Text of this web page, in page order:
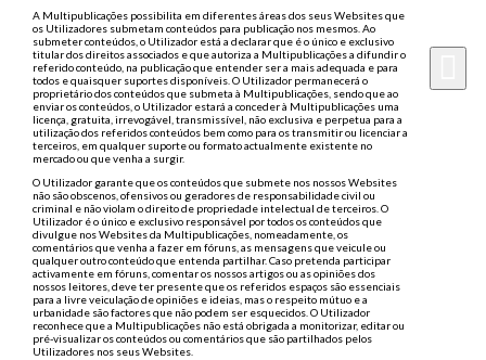
A Multipublicações possibilita em diferentes áreas dos seus Websites que
os Utilizadores submetam conteúdos para publicação nos mesmos. Ao
submeter conteúdos, o Utilizador está a declarar que é o único e exclusivo
titular dos direitos associados e que autoriza a Multipublicações a difundir o
referido conteúdo, na publicação que entender ser a mais adequada e para
todos e quaisquer suportes disponíveis. O Utilizador permanecerá o
proprietário dos conteúdos que submeta à Multipublicações, sendo que ao
enviar os conteúdos, o Utilizador estará a conceder à Multipublicações uma
licença, gratuita, irrevogável, transmissível, não exclusiva e perpetua para a
utilização dos referidos conteúdos bem como para os transmitir ou licenciar a
terceiros, em qualquer suporte ou formato actualmente existente no
mercado ou que venha a surgir.
O Utilizador garante que os conteúdos que submete nos nossos Websites
não são obscenos, ofensivos ou geradores de responsabilidade civil ou
criminal e não violam o direito de propriedade intelectual de terceiros. O
Utilizador é o único e exclusivo responsável por todos os conteúdos que
divulgue nos Websites da Multipublicações, nomeadamente, os
comentários que venha a fazer em fóruns, as mensagens que veicule ou
qualquer outro conteúdo que entenda partilhar. Caso pretenda participar
activamente em fóruns, comentar os nossos artigos ou as opiniões dos
nossos leitores, deve ter presente que os referidos espaços são essenciais
para a livre veiculação de opiniões e ideias, mas o respeito mútuo e a
urbanidade são factores que não podem ser esquecidos. O Utilizador
reconhece que a Multipublicações não está obrigada a monitorizar, editar ou
pré-visualizar os conteúdos ou comentários que são partilhados pelos
Utilizadores nos seus Websites.